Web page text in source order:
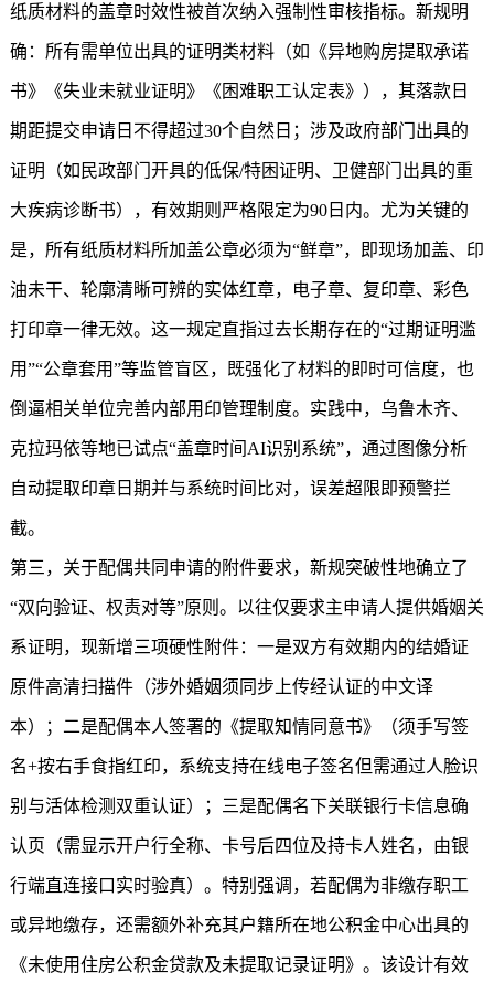
纸质材料的盖章时效性被首次纳入强制性审核指标。新规明
确：所有需单位出具的证明类材料（如《异地购房提取承诺
书》《失业未就业证明》《困难职工认定表》），其落款日
期距提交申请日不得超过30个自然日；涉及政府部门出具的
证明（如民政部门开具的低保/特困证明、卫健部门出具的重
大疾病诊断书），有效期则严格限定为90日内。尤为关键的
是，所有纸质材料所加盖公章必须为“鲜章”，即现场加盖、印
油未干、轮廓清晰可辨的实体红章，电子章、复印章、彩色
打印章一律无效。这一规定直指过去长期存在的“过期证明滥
用”“公章套用”等监管盲区，既强化了材料的即时可信度，也
倒逼相关单位完善内部用印管理制度。实践中，乌鲁木齐、
克拉玛依等地已试点“盖章时间AI识别系统”，通过图像分析
自动提取印章日期并与系统时间比对，误差超限即预警拦
截。
第三，关于配偶共同申请的附件要求，新规突破性地确立了
“双向验证、权责对等”原则。以往仅要求主申请人提供婚姻关
系证明，现新增三项硬性附件：一是双方有效期内的结婚证
原件高清扫描件（涉外婚姻须同步上传经认证的中文译
本）；二是配偶本人签署的《提取知情同意书》（须手写签
名+按右手食指红印，系统支持在线电子签名但需通过人脸识
别与活体检测双重认证）；三是配偶名下关联银行卡信息确
认页（需显示开户行全称、卡号后四位及持卡人姓名，由银
行端直连接口实时验真）。特别强调，若配偶为非缴存职工
或异地缴存，还需额外补充其户籍所在地公积金中心出具的
《未使用住房公积金贷款及未提取记录证明》。该设计有效